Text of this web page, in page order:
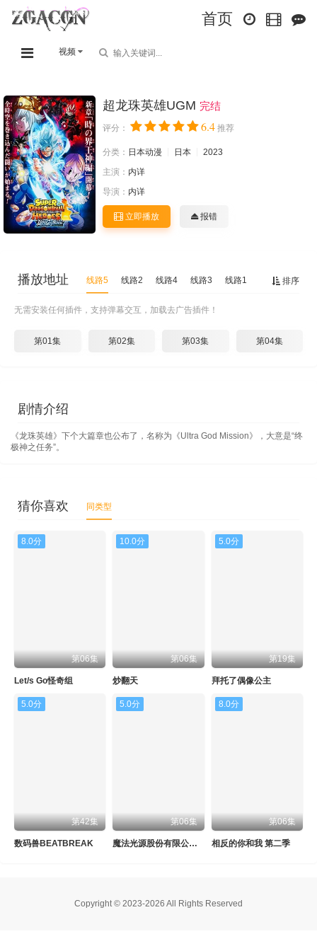
首页
视频
超龙珠英雄UGM 完结
评分： 6.4 推荐
分类： 日本动漫 日本
2023
主演： 内详
导演： 内详
立即播放 报错
排序
播放地址 线路5 线路2 线路4 线路3 线路1
无需安装任何插件，支持弹幕交互，加载去广告插件！
第01集 第02集 第03集 第04集
剧情介绍
《龙珠英雄》下个大篇章也公布了，名称为《Ultra God Mission》，大意是“终
极神之任务”。
猜你喜欢 同类型
8.0分
第06集
Let/s Go怪奇组
10.0分
第06集
炒翻天
5.0分
第19集
拜托了偶像公主
5.0分
第42集
数码兽BEATBREAK
5.0分
第06集
魔法光源股份有限公司 第二季
8.0分
第06集
相反的你和我 第二季
Copyright © 2023-2026 All Rights Reserved